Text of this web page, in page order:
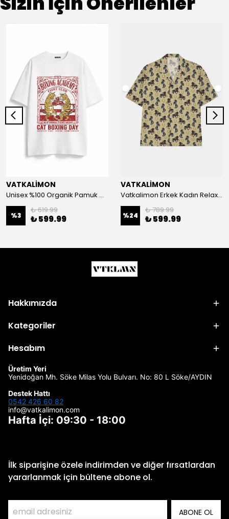
VATKALİMON
Unisex %100 Organik Pamuk Oversize Yuvarlak Yaka Baskılı T-shirt
%3
₺ 619.99
₺ 599.99
VATKALİMON
Vatkalimon Erkek Kadın Relax Fit Yazlık Apaş Yaka Desenli Viskon Kısa Kollu Oversize Gömlek
%24
₺ 789.99
₺ 599.99
Hakkımızda
Kategoriler
Hesabım
Üretim Yeri
Yenidoğan Mh. Söke Milas Yolu Bulvarı. No: 80 L Söke/AYDIN
Destek Hattı
0542 426 60 82
info@vatkalimon.com
Hafta İçi: 09:30 - 18:00
İlk siparişine özele indirimden ve diğer fırsatlardan
yararlanmak için bültene abone ol.
ABONE OL